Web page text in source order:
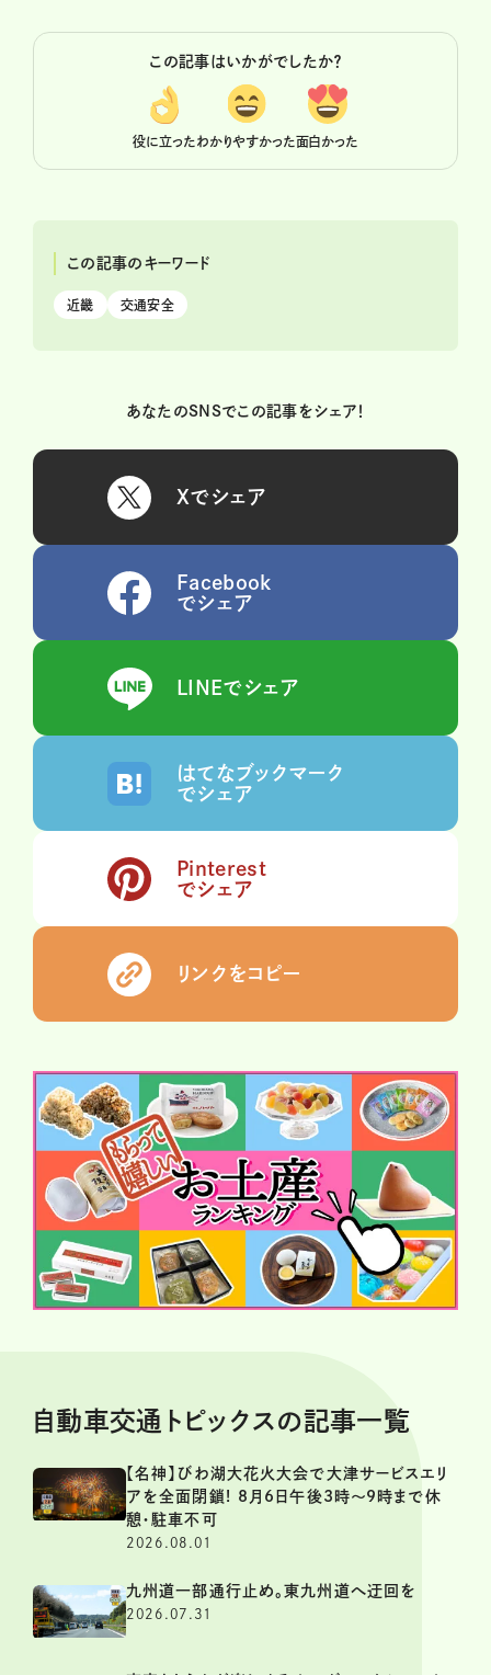
この記事はいかがでしたか？
役に立ったわかりやすかった面白かった
この記事のキーワード
近畿 交通安全
あなたのSNSでこの記事をシェア！
Xでシェア
Facebook
でシェア
LINEでシェア
はてなブックマーク
でシェア
Pinterest
でシェア
リンクをコピー
自動車交通トピックスの記事一覧
【名神】びわ湖大花火大会で大津サービスエリ
アを全面閉鎖! 8月6日午後3時～9時まで休
憩・駐車不可
2026.08.01
九州道一部通行止め。東九州道へ迂回を
2026.07.31